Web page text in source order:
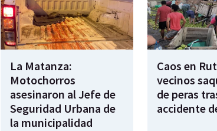
La Matanza:
Motochorros
asesinaron al Jefe de
Seguridad Urbana de
la municipalidad
Caos en
vecinos
de peras
accidente